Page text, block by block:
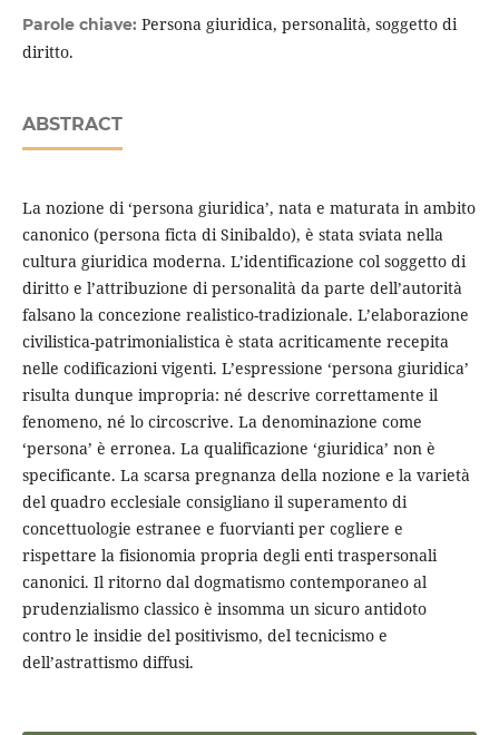
Parole chiave: Persona giuridica, personalità, soggetto di
diritto.
ABSTRACT
La nozione di ‘persona giuridica’, nata e maturata in ambito
canonico (persona ficta di Sinibaldo), è stata sviata nella
cultura giuridica moderna. L’identificazione col soggetto di
diritto e l’attribuzione di personalità da parte dell’autorità
falsano la concezione realistico-tradizionale. L’elaborazione
civilistica-patrimonialistica è stata acriticamente recepita
nelle codificazioni vigenti. L’espressione ‘persona giuridica’
risulta dunque impropria: né descrive correttamente il
fenomeno, né lo circoscrive. La denominazione come
‘persona’ è erronea. La qualificazione ‘giuridica’ non è
specificante. La scarsa pregnanza della nozione e la varietà
del quadro ecclesiale consigliano il superamento di
concettuologie estranee e fuorvianti per cogliere e
rispettare la fisionomia propria degli enti traspersonali
canonici. Il ritorno dal dogmatismo contemporaneo al
prudenzialismo classico è insomma un sicuro antidoto
contro le insidie del positivismo, del tecnicismo e
dell’astrattismo diffusi.